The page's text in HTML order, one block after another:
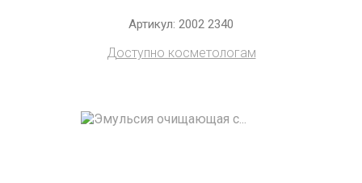
Артикул: 2002 2340
Доступно косметологам